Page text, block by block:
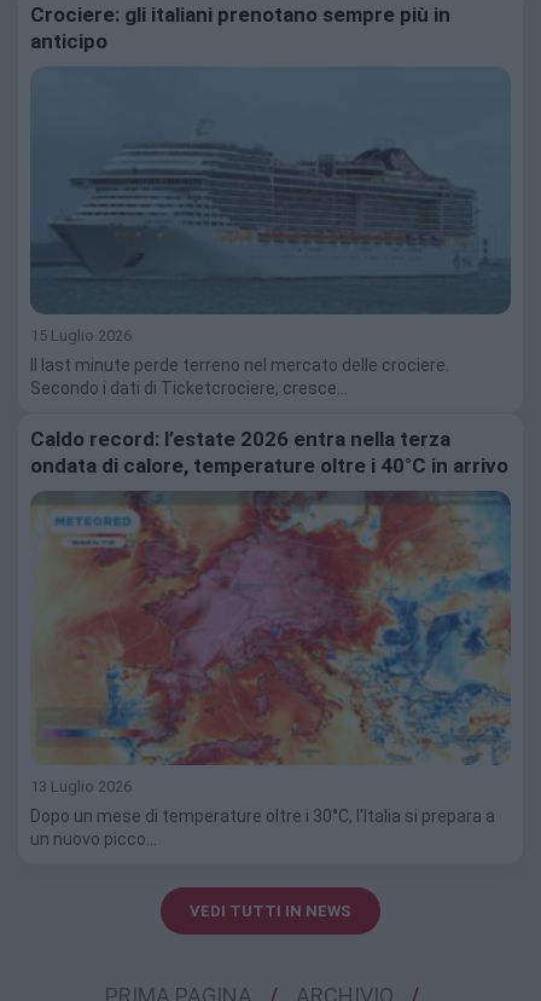
Crociere: gli italiani prenotano sempre più in
anticipo
15 Luglio 2026
Il last minute perde terreno nel mercato delle crociere.
Secondo i dati di Ticketcrociere, cresce…
Caldo record: l’estate 2026 entra nella terza
ondata di calore, temperature oltre i 40°C in arrivo
13 Luglio 2026
Dopo un mese di temperature oltre i 30°C, l'Italia si prepara a
un nuovo picco…
VEDI TUTTI IN NEWS
PRIMA PAGINA ARCHIVIO